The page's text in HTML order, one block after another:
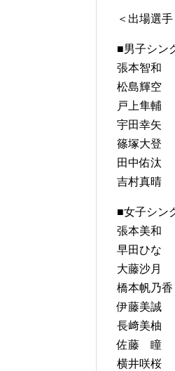
＜出場選手
■男子シン
張本智和
松島輝空
戸上隼輔
宇田幸矢
篠塚大登
田中佑汰
吉村真晴
■女子シン
張本美和
早田ひな
大藤沙月
橋本帆乃香
伊藤美誠
長﨑美柚
佐藤 瞳
横井咲桜